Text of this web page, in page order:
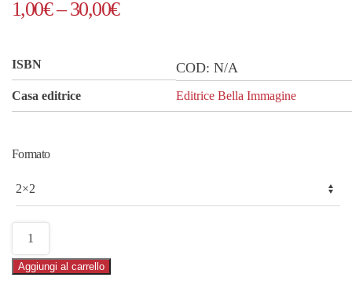
1,00€– 30,00€Fascia
da
1,00€
ISBN COD: N/A
Casa editrice Editrice Bella Immagine
Formato
Marmo
Pantheon
(cod.07F)
Aggiungi al carrello